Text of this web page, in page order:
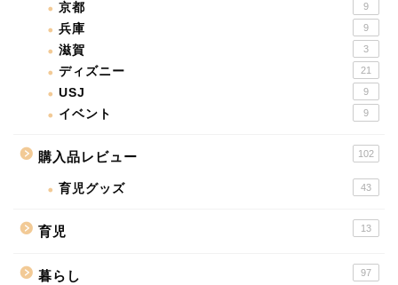
京都 9
兵庫 9
滋賀 3
ディズニー 21
USJ 9
イベント 9
購入品レビュー 102
育児グッズ 43
育児 13
暮らし 97